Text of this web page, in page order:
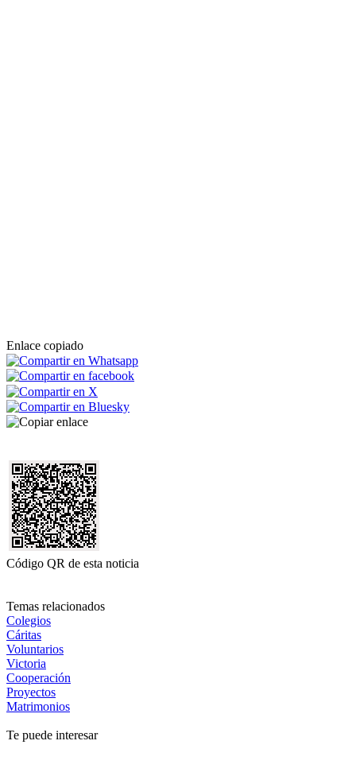
Enlace copiado
Código QR de esta noticia
Temas relacionados
Colegios
Cáritas
Voluntarios
Victoria
Cooperación
Proyectos
Matrimonios
Te puede interesar